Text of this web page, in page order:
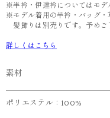
※半衿・伊達衿についてはモデ
※モデル着用の半衿・バッグ・
髪飾りは別売りです。予めご
詳しくはこちら
素材
ポリエステル：100%